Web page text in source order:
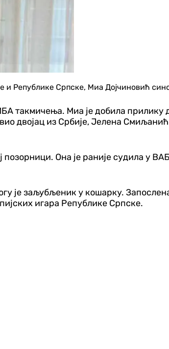
Републике Српске, Миа Дојчиновић
такмичења. Миа је добила
двојац из Србије, Јелена
Она је раније судила у
је заљубљеник у кошарку.
игара Републике Српске.